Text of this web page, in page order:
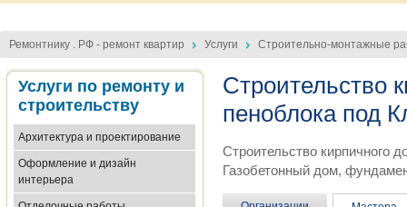
Ремонтнику . РФ - ремонт квартир Услуги Строительно-монтажные
Услуги по ремонту и
строительству
Архитектура и проектирование
Оформление и дизайн
интерьера
Строительство
пеноблока под
Строительство кирпичного
Газобетонный дом,